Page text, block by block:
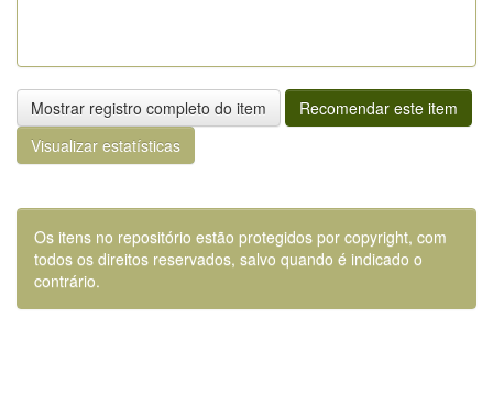
Mostrar registro completo do item
Recomendar este item
Visualizar estatísticas
Os itens no repositório estão protegidos por copyright, com
todos os direitos reservados, salvo quando é indicado o
contrário.